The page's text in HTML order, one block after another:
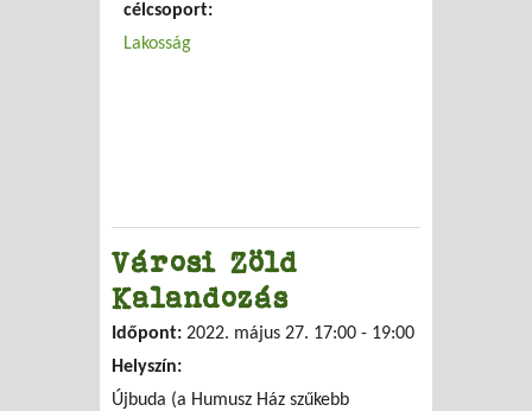
célcsoport:
Lakosság
Városi Zöld
Kalandozás
Időpont: 2022. május 27. 17:00 - 19:00
Helyszín:
Újbuda (a Humusz Ház szűkebb